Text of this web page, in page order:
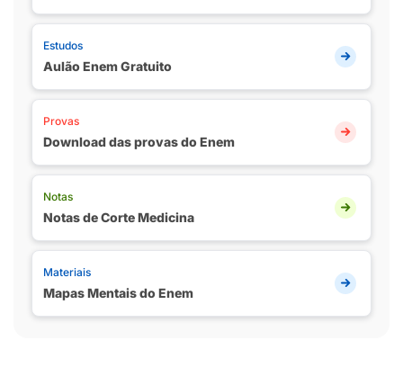
Estudos
Aulão Enem Gratuito
Provas
Download das provas do Enem
Notas
Notas de Corte Medicina
Materiais
Mapas Mentais do Enem